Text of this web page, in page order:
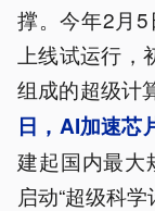
撑。今年2月
上线试运行
组成的超级计
日，AI加速芯
建起国内最大
启动“超级科学